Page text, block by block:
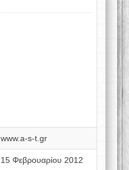
www.a-s-t.gr
15 Φεβρουαρίου 2012